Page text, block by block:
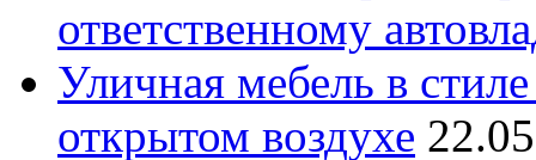
ответственному
Уличная мебель в
открытом воздухе